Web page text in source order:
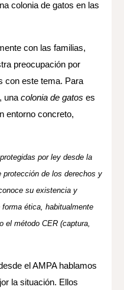
colonia de gatos en las
con las familias,
preocupación por
con este tema. Para
unacolonia de gatos es
entorno concreto,
por ley desde la
protección de los derechos y
su existencia y
ética, habitualmente
el método CER (captura,
el AMPA hablamos
la situación. Ellos